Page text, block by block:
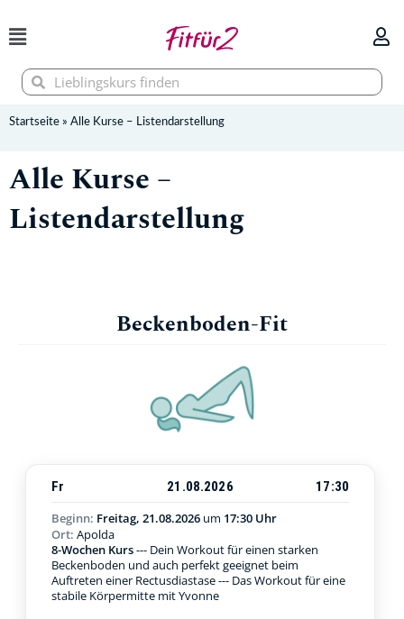
Inhalt
springen
SucheSuche
Startseite » Alle Kurse – Listendarstellung
Alle Kurse –
Listendarstellung
Beckenboden-Fit
Fr 21.08.2026
17:30
Beginn: Freitag, 21.08.2026 um 17:30 Uhr
Ort: Apolda
8-Wochen Kurs--- Dein Workout für einen starken
Beckenboden und auch perfekt geeignet beim
Auftreten einer Rectusdiastase --- Das Workout für eine
stabile Körpermitte mit Yvonne